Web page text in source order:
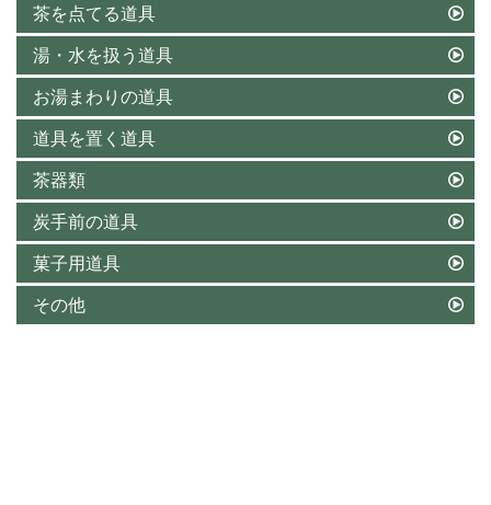
茶を点てる道具
湯・水を扱う道具
お湯まわりの道具
道具を置く道具
茶器類
炭手前の道具
菓子用道具
その他